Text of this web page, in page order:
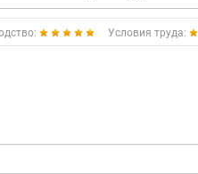
Условия труда: